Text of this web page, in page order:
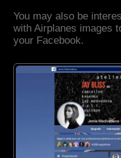
You may also be
with Airplanes images
your Facebook.